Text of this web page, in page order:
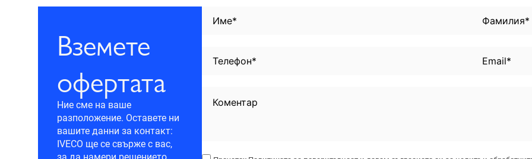
Вземете
офертата
Ние сме на ваше
разположение. Оставете ни
вашите данни за контакт:
IVECO ще се свърже с вас,